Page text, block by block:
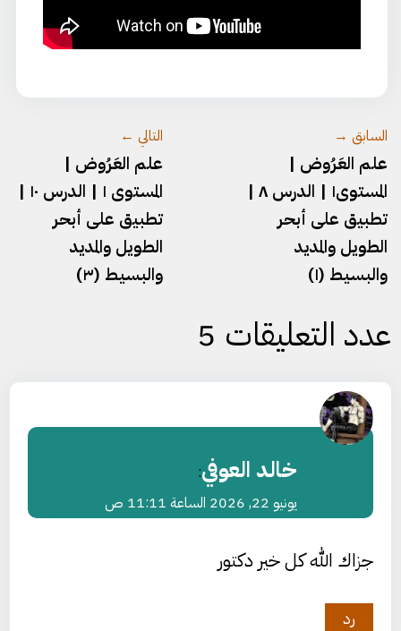
السابق →
علم العَرُوض |
المستوى١ | الدرس ٨ |
تطبيق على أبحر
الطويل والمديد
والبسيط (١)
التالي ←
علم العَرُوض |
المستوى ١ | الدرس ١٠ |
تطبيق على أبحر
الطويل والمديد
والبسيط (٣)
عدد التعليقات 5
خالد العوفي:
يونيو 22, 2026 الساعة 11:11 ص
جزاك الله كل خير دكتور
رد